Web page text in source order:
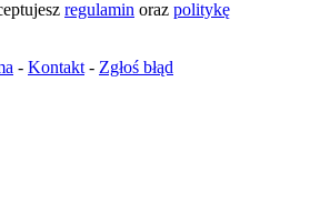
regulamin oraz politykę
- Kontakt - Zgłoś błąd